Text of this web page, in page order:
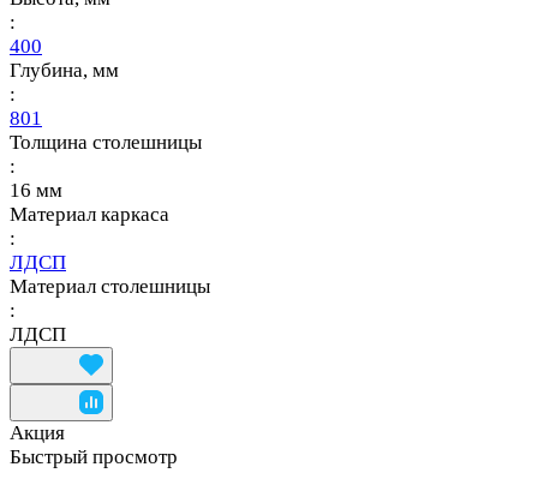
:
400
Глубина, мм
:
801
Толщина столешницы
:
16 мм
Материал каркаса
:
ЛДСП
Материал столешницы
:
ЛДСП
Акция
Быстрый просмотр